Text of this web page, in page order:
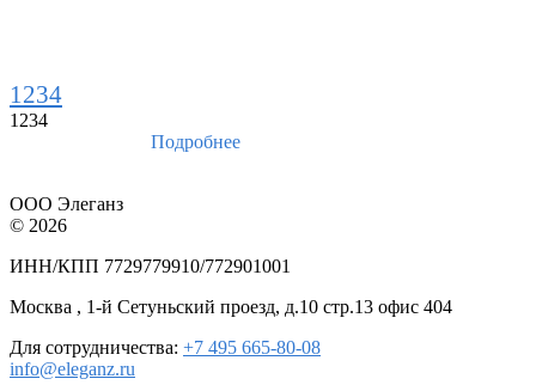
1234
1234
Подробнее
ООО Элеганз
© 2026
ИНН/КПП 7729779910/772901001
Москва , 1-й Сетуньский проезд, д.10 стр.13 офис 404
Для сотрудничества: +7 495 665-80-08
info@eleganz.ru